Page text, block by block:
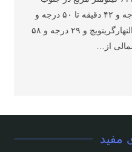
غربی ایران و در محدوده ۴۷ درجه و ۴۲ دقیقه تا ۵۰ درجه و
۳۹ دقیقه طول شرقی ازنصف النهارگرینویچ و ۲۹ درجه و ۵۸
مفید